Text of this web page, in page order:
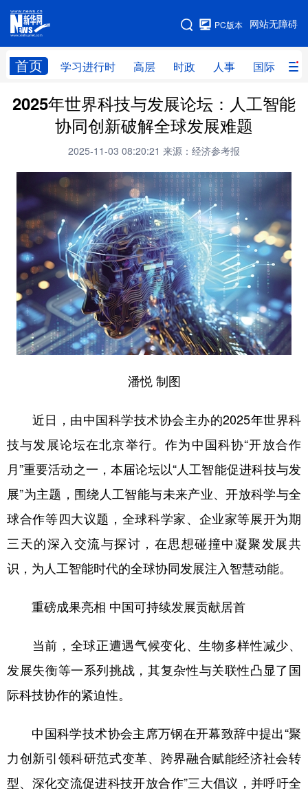
网站无障碍
PC版本
首页 学习进行时 高层 时政 人事 国际 财
网站地图
学习进行时 高层 时政 人事
财经 网评
科创 量子 体育
文化 书画 健康
访谈 视频 图片 政务
法律 中央文件 金融 汽车
食品 人居 信息化 数字经济
学术中国 乡村振兴 银龄 溯源中国
公益 一带一路 亚太网 上市公司
文化产业
地方频道
辽宁 吉林 上海 江苏
广东 广西 海南 重庆
四川 贵州 云南 西藏
新疆 内蒙古 黑龙江
多语种频道
2025年世界科技与发展论坛：人工智能
协同创新破解全球发展难题
2025-11-03 08:20:21 来源：经济参考报
潘悦 制图
近日，由中国科学技术协会主办的2025年世界科
技与发展论坛在北京举行。作为中国科协“开放合作
月”重要活动之一，本届论坛以“人工智能促进科技与发
展”为主题，围绕人工智能与未来产业、开放科学与全
球合作等四大议题，全球科学家、企业家等展开为期
三天的深入交流与探讨，在思想碰撞中凝聚发展共
识，为人工智能时代的全球协同发展注入智慧动能。
重磅成果亮相 中国可持续发展贡献居首
当前，全球正遭遇气候变化、生物多样性减少、
发展失衡等一系列挑战，其复杂性与关联性凸显了国
际科技协作的紧迫性。
中国科学技术协会主席万钢在开幕致辞中提出“聚
力创新引领科研范式变革、跨界融合赋能经济社会转
型、深化交流促进科技开放合作”三大倡议，并呼吁全